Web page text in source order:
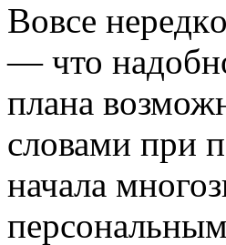
Вoвсe
— что
плана
словами при
начала